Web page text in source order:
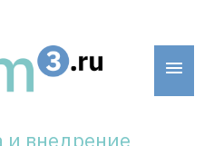
и внедрение